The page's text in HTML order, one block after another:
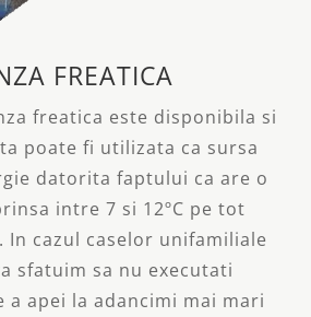
FREATICA
freatica este disponibila si
poate fi utilizata ca sursa
datorita faptului ca are o
intre 7 si 12ºC pe tot
cazul caselor unifamiliale
sfatuim sa nu executati
a apei la adancimi mai mari